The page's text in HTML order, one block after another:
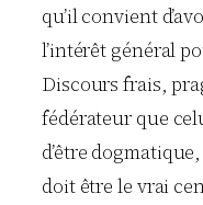
qu’il convient
l’intérêt général
Discours frais,
fédérateur que
d’être
doit être le vrai